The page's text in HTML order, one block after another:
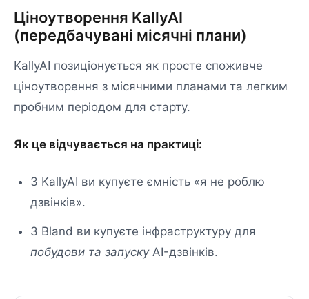
Ціноутворення KallyAI
(передбачувані місячні плани)
KallyAI позиціонується як просте споживче
ціноутворення з місячними планами та легким
пробним періодом для старту.
Як це відчувається на практиці:
З KallyAI ви купуєте ємність «я не роблю
дзвінків».
З Bland ви купуєте інфраструктуру для
побудови та запускуAI-дзвінків.